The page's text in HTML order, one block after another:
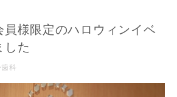
員様限定のハロウィンイベ
した
科